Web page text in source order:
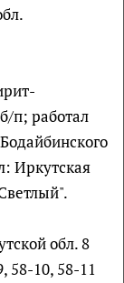
п; работал
Иркутская
обл. 8
58-10, 58-11